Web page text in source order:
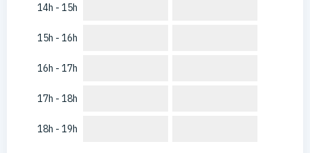
14h - 15h
15h - 16h
16h - 17h
17h - 18h
18h - 19h